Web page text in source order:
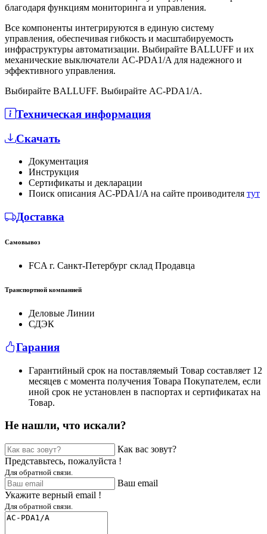
благодаря функциям мониторинга и управления.
Все компоненты интегрируются в единую систему
управления, обеспечивая гибкость и масштабируемость
инфраструктуры автоматизации. Выбирайте BALLUFF и их
механические выключатели AC-PDA1/A для надежного и
эффективного управления.
Выбирайте BALLUFF. Выбирайте AC-PDA1/A.
Техническая информация
Скачать
Документация
Инструкция
Сертификаты и декларации
Поиск описания AC-PDA1/A на сайте проиводителя тут
Доставка
Самовывоз
FCA г. Санкт-Петербург склад Продавца
Транспортной компанией
Деловые Линии
СДЭК
Гарания
Гарантийный срок на поставляемый Товар составляет 12
месяцев с момента получения Товара Покупателем, если
иной срок не установлен в паспортах и сертификатах на
Товар.
Не нашли, что искали?
Как вас зовут?
Представьтесь, пожалуйста !
Для обратной связи.
Ваш email
Укажите верный email !
Для обратной связи.